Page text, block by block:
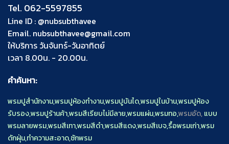
Tel. 062-5597855
Line ID : @nubsubthavee
Email. nubsubthavee@gmail.com
ให้บริการ วันจันทร์-วันอาทิตย์
เวลา 8.00น. - 20.00น.
คำค้นหา:
พรมปูสำนักงาน,พรมปูห้องทำงาน,พรมปูบันได,พรมปูในบ้าน,พรมปูห้อง
รับรอง,พรมปูร้านค้า,พรมสีเรียบไม่มีลาย,พรมแผ่น,พรมทอ,พรมอัด,แบบ
พรมลายพรม,พรมสีเทา,พรมสีดำ,พรมสีแดง,พรมสีเบจ,รื้อพรมเก่า,พรม
ดักฝุ่น,ทำความสะอาด,ซักพรม